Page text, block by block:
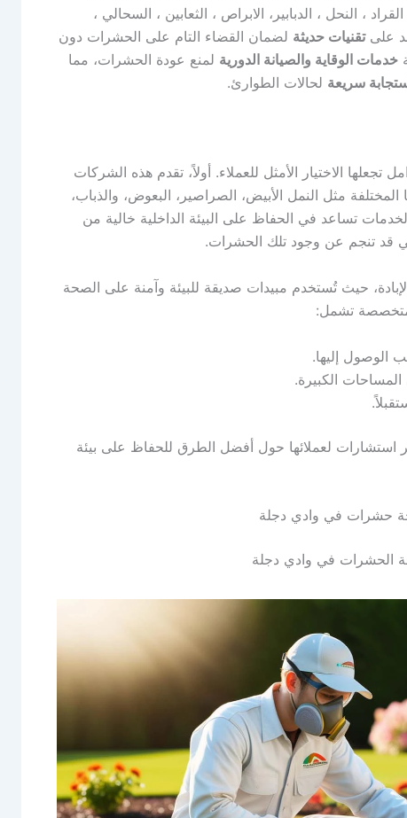
، النحل ، الدبابير، الابراص ، الثعابين ، السحالي ،
علىتقنيات حديثة لضمان القضاء التام على الحشرات دون
خدمات الوقاية والصيانة الدورية لمنع عودة الحشرات، مما
سريعة لحالات الطوارئ.
الاختيار الأمثل للعملاء. أولاً، تقدم هذه الشركات
مثل النمل الأبيض، الصراصير، البعوض، والذباب،
تساعد في الحفاظ على البيئة الداخلية خالية من
قد تنجم عن وجود تلك الحشرات.
حيث تُستخدم مبيدات صديقة للبيئة وآمنة على الصحة
متخصصة تشمل:
الوصول إليها.
الكبيرة.
لعملائها حول أفضل الطرق للحفاظ على بيئة
حشرات في وادي دجلة